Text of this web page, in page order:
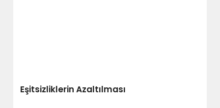
Eşitsizliklerin Azaltılması